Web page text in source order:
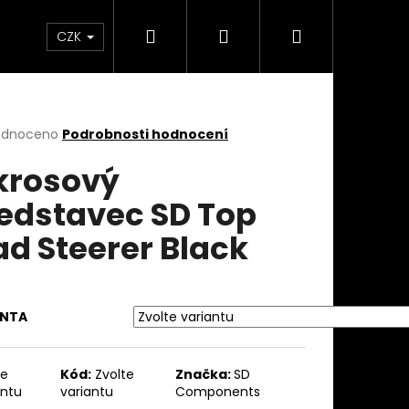
Custom stavba kola na zakázku
CZK Hledat PřihlášeníNákupní
Podrobnosti hodnocení
SD Top
Steerer Black
Kód: Zvolte
variantu
Značka:SD
Components